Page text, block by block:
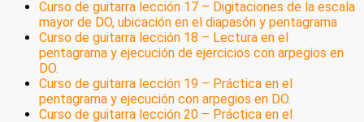
Curso de guitarra lección 17 – Digitaciones de la escala
mayor de DO, ubicación en el diapasón y pentagrama
Curso de guitarra lección 18 – Lectura en el
pentagrama y ejecución de ejercicios con arpegios en
DO.
Curso de guitarra lección 19 – Práctica en el
pentagrama y ejecución con arpegios en DO.
Curso de guitarra lección 20 – Práctica en el